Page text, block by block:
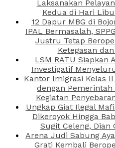
Laksanakan
Kedua di Hari
12 Dapur MBG di
IPAL Bermasalah,
Justru Tetap
Ketegasan
LSM RATU Siapkan
Investigatif
Kantor Imigrasi Kelas
dengan
Kegiatan
Ungkap Giat Ilegal
Dikeroyok Hingga
Sugit Celeng, Dian
Arena Judi Sabung
Grati Kembali